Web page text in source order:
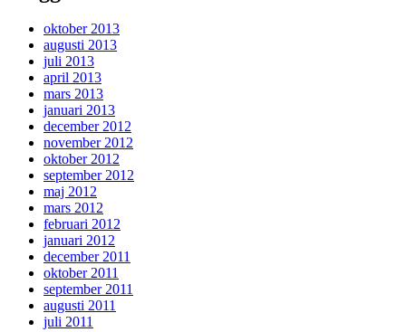
oktober 2013
augusti 2013
juli 2013
april 2013
mars 2013
januari 2013
december 2012
november 2012
oktober 2012
september 2012
maj 2012
mars 2012
februari 2012
januari 2012
december 2011
oktober 2011
september 2011
augusti 2011
juli 2011